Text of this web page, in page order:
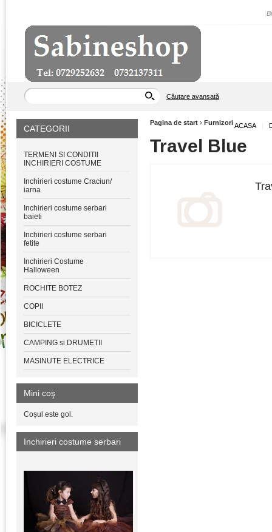
Căutare avansată
ACASA
CATEGORII
TERMENI SI CONDITII
INCHIRIERI COSTUME
Inchirieri costume Craciun/
iarna
Inchirieri costume serbari
baieti
Inchirieri costume serbari
fetite
Inchirieri Costume
Halloween
ROCHITE BOTEZ
COPII
BICICLETE
CAMPING si DRUMETII
MASINUTE ELECTRICE
Mini coş
Coșul este gol.
Inchirieri costume serbari
Pagina de start › Furnizori
Travel Blue